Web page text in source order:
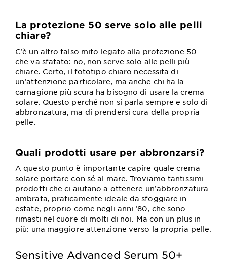
La protezione 50 serve solo alle pelli
chiare?
C’è un altro falso mito legato alla protezione 50
che va sfatato: no, non serve solo alle pelli più
chiare. Certo, il fototipo chiaro necessita di
un’attenzione particolare, ma anche chi ha la
carnagione più scura ha bisogno di usare la crema
solare. Questo perché non si parla sempre e solo di
abbronzatura, ma di prendersi cura della propria
pelle.
Quali prodotti usare per abbronzarsi?
A questo punto è importante capire quale crema
solare portare con sé al mare. Troviamo tantissimi
prodotti che ci aiutano a ottenere un’abbronzatura
ambrata, praticamente ideale da sfoggiare in
estate, proprio come negli anni ’80, che sono
rimasti nel cuore di molti di noi. Ma con un plus in
più: una maggiore attenzione verso la propria pelle.
Sensitive Advanced Serum 50+